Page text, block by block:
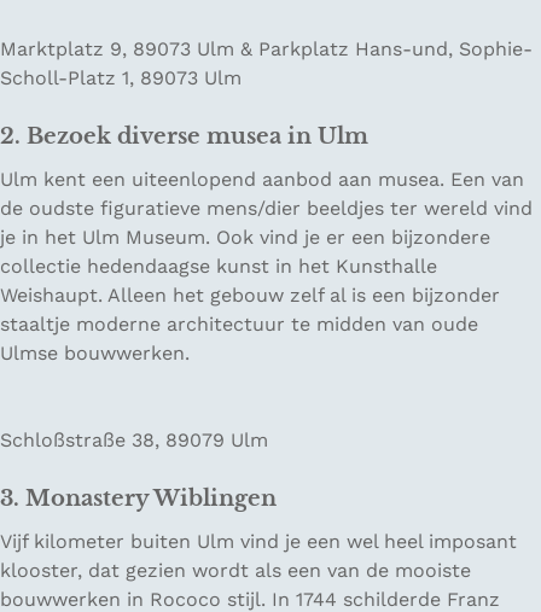
Marktplatz 9, 89073 Ulm & Parkplatz Hans-und, Sophie-
Scholl-Platz 1, 89073 Ulm
2. Bezoek diverse musea in Ulm
Ulm kent een uiteenlopend aanbod aan musea. Een van
de oudste figuratieve mens/dier beeldjes ter wereld vind
je in het Ulm Museum. Ook vind je er een bijzondere
collectie hedendaagse kunst in het Kunsthalle
Weishaupt. Alleen het gebouw zelf al is een bijzonder
staaltje moderne architectuur te midden van oude
Ulmse bouwwerken.
Schloßstraße 38, 89079 Ulm
3. Monastery Wiblingen
Vijf kilometer buiten Ulm vind je een wel heel imposant
klooster, dat gezien wordt als een van de mooiste
bouwwerken in Rococo stijl. In 1744 schilderde Franz